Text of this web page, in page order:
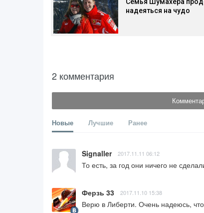
Семья Шумахера
надеяться на чудо
2 комментария
Новые Лучшие Ранее
Signaller 2017.11.11 06:12
То есть, за год они ничего не
Ферзь 33 2017.11.10 15:38
Верю в Либерти. Очень надеюсь,